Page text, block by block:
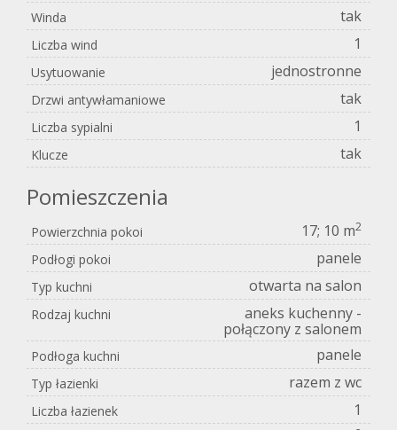
Winda tak
Liczba wind 1
Usytuowanie jednostronne
Drzwi antywłamaniowe tak
Liczba sypialni 1
Klucze tak
Pomieszczenia
Powierzchnia pokoi 17; 10 m2
Podłogi pokoi panele
Typ kuchni otwarta na salon
Rodzaj kuchni
aneks kuchenny -
połączony z salonem
Podłoga kuchni panele
Typ łazienki razem z wc
Liczba łazienek 1